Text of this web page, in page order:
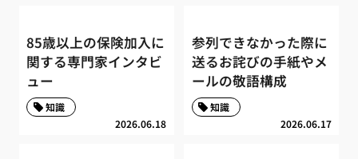
85歳以上の保険加入に
関する専門家インタビ
ュー
2026.06.18
知識
参列できなかった際に
送るお詫びの手紙やメ
ールの敬語構成
2026.06.17
知識